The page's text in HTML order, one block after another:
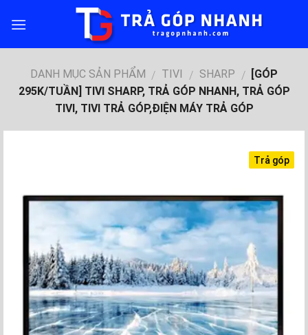
DANH MỤC SẢN PHẨM / TIVI / SHARP /
[GÓP
295K/TUẦN] TIVI SHARP, TRẢ GÓP NHANH, TRẢ GÓP
TIVI, TIVI TRẢ GÓP,ĐIỆN MÁY TRẢ GÓP
Trả góp